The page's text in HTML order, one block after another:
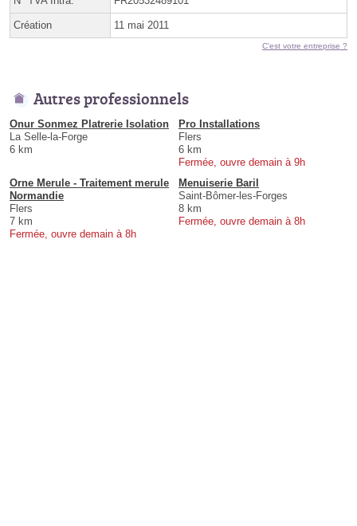
Création 11 mai 2011
C'est votre entreprise ?
Autres professionnels
Onur Sonmez Platrerie Isolation
La Selle-la-Forge
6 km
Pro Installations
Flers
6 km
Fermée, ouvre demain à 9h
Orne Merule - Traitement merule
Normandie
Flers
7 km
Fermée, ouvre demain à 8h
Menuiserie Baril
Saint-Bômer-les-Forges
8 km
Fermée, ouvre demain à 8h